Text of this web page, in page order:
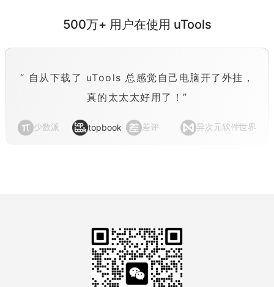
500万+ 用户在使用 uTools
“ 自从下载了 uTools 总感觉自己电脑开了外挂，
真的太太太好用了！”
少数派 topbook 差评 异次元软件世界